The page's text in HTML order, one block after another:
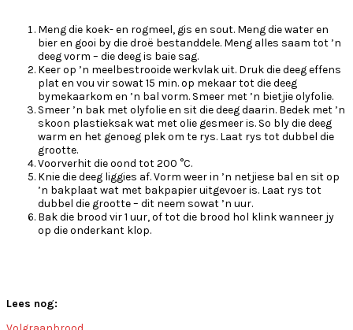
Meng die koek- en rogmeel, gis en sout. Meng die water en
bier en gooi by die droë bestanddele. Meng alles saam tot ’n
deeg vorm – die deeg is baie sag.
Keer op ’n meelbestrooide werkvlak uit. Druk die deeg effens
plat en vou vir sowat 15 min. op mekaar tot die deeg
bymekaarkom en ’n bal vorm. Smeer met ’n bietjie olyfolie.
Smeer ’n bak met olyfolie en sit die deeg daarin. Bedek met ’n
skoon plastieksak wat met olie gesmeer is. So bly die deeg
warm en het genoeg plek om te rys. Laat rys tot dubbel die
grootte.
Voorverhit die oond tot 200 °C.
Knie die deeg liggies af. Vorm weer in ’n netjiese bal en sit op
’n bakplaat wat met bakpapier uitgevoer is. Laat rys tot
dubbel die grootte – dit neem sowat ’n uur.
Bak die brood vir 1 uur, of tot die brood hol klink wanneer jy
op die onderkant klop.
Lees nog: